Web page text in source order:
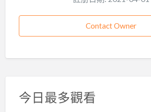
Contact Owner
今日最多觀看